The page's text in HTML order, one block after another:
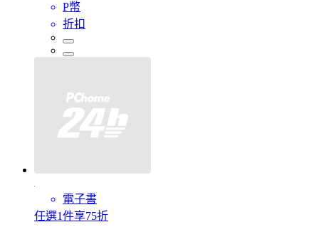
P幣
折扣
電子書
任選1件享75折